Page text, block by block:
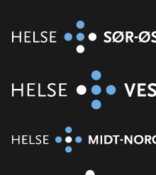
Organisasjon